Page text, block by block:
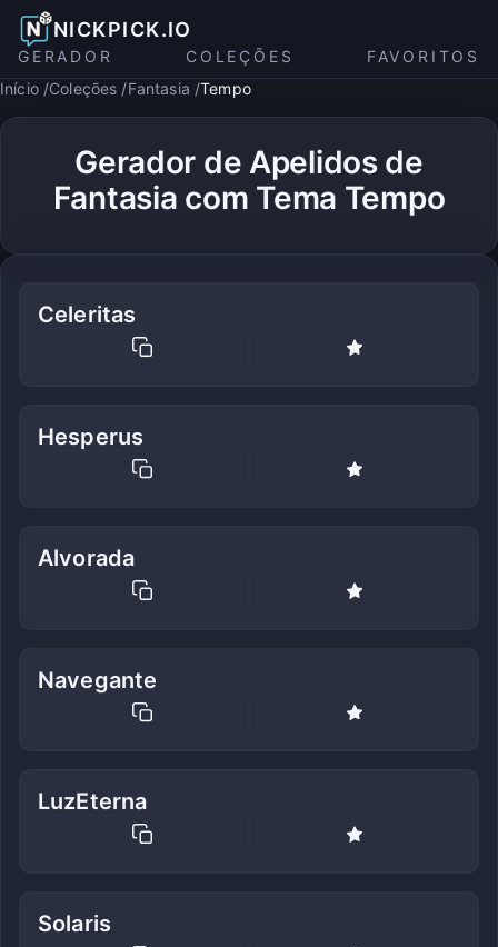
NICKPICK.IO
GERADOR COLEÇÕES
FAVORITOS
Início Coleções Fantasia Tempo
Gerador de Apelidos de
Fantasia com Tema Tempo
Celeritas
Hesperus
Alvorada
Navegante
LuzEterna
Solaris